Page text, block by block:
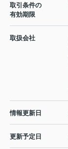
取引条件の
有効期限
取扱会社
情報更新日
更新予定日